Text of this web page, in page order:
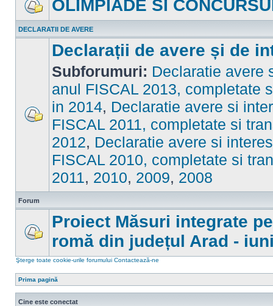
mesaje
necitite
OLIMPIADE SI
DECLARATII DE AVERE
sunt
mesaje
necitite
Declarații de avere și de
Subforumuri: Declaratie avere
anul FISCAL 2013, completate
in 2014, Declaratie avere si
FISCAL 2011, completate si
2012, Declaratie avere si
FISCAL 2010, completate si
2011, 2010, 2009, 2008
Forum
mesaje
necitite
Proiect Măsuri integrate
romă din județul Arad -
Şterge toate cookie-urile forumului Contactează-ne
Prima pagină
Cine este conectat